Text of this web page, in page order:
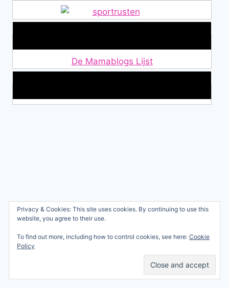
De Mamablogs Lijst
Wie ben ik?
Samenwerken
© 2026 Ren mama, ren!
Professional Blogging
Services
Privacy & Cookies: This site uses cookies. By continuing to use this
website, you agree to their use.
To find out more, including how to control cookies, see here: Cookie
Policy